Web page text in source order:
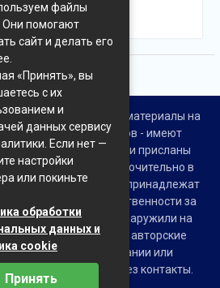
права защищены. Все материалы на
из открытых источников - имеют
в интернете или присланы
предоставляются исключительно в
Права на материалы принадлежат
сайта ответственности за
не несет. Если Вы обнаружили на
которые нарушают авторские
Вам, Вашей компании или
сообщите нам через контакты.
файлы
Они помогают
сайт и делать его
«Принять», вы
с их
и
данных сервису
Если нет —
настройки
или покиньте
обработки
данных и
cookie
Принять